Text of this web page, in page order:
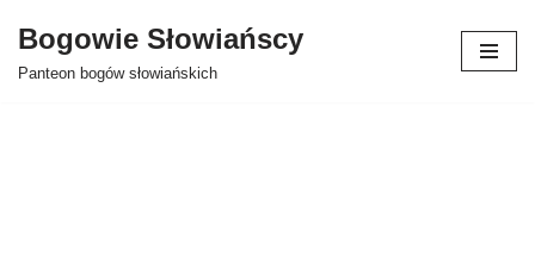
Przejdź
Bogowie Słowiańscy
Panteon bogów słowiańskich